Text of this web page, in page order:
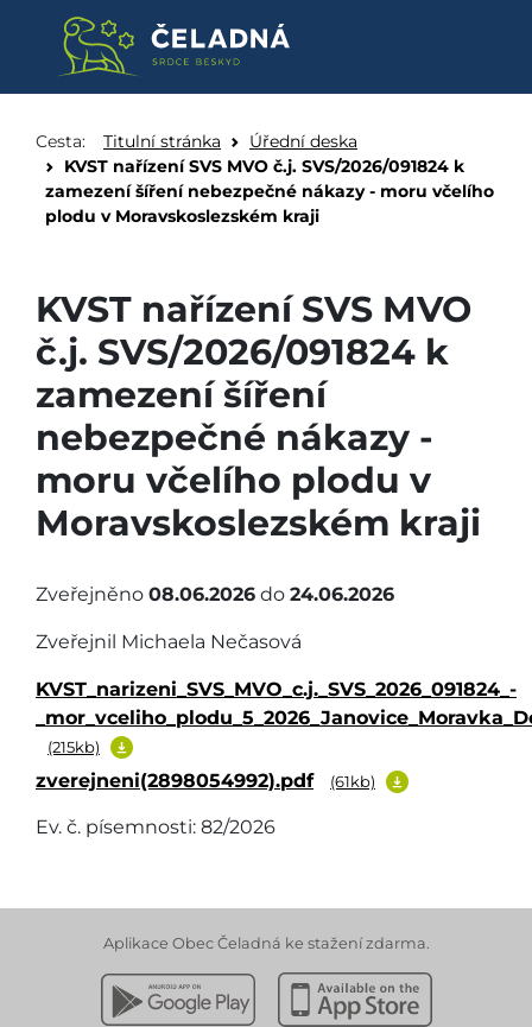
Cesta: Titulní stránka
Úřední deska
KVST nařízení SVS MVO č.j. SVS/2026/091824 k
zamezení šíření nebezpečné nákazy - moru včelího
plodu v Moravskoslezském kraji
KVST nařízení SVS MVO
č.j. SVS/2026/091824 k
zamezení šíření
nebezpečné nákazy -
moru včelího plodu v
Moravskoslezském kraji
Zveřejněno 08.06.2026 do 24.06.2026
Zveřejnil Michaela Nečasová
KVST_narizeni_SVS_MVO_c.j._SVS_2026_091824_-
(215kb)
zverejneni(2898054992).pdf (61kb)
Ev. č. písemnosti: 82/2026
Aplikace Obec Čeladná ke stažení zdarma.
Stáhnout z Google PlayStáhnout z Apple App